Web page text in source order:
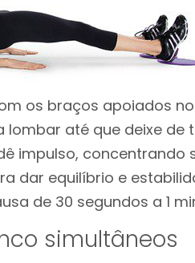
os braços apoiados
lombar até que deixe
impulso,
dar equilíbrio e
de 30 segundos a 1
simultâneos